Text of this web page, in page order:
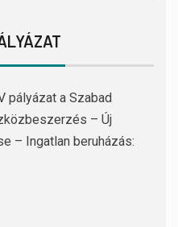
pályázat a Szabad
– Új
– Ingatlan beruházás: